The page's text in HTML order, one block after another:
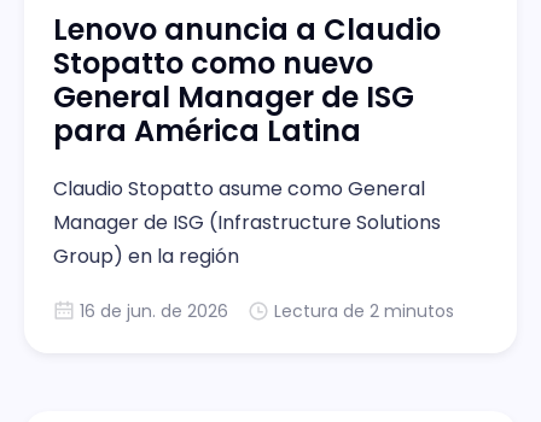
Lenovo anuncia a Claudio
Stopatto como nuevo
General Manager de ISG
para América Latina
Claudio Stopatto asume como General
Manager de ISG (Infrastructure Solutions
Group) en la región
16 de jun. de 2026 Lectura de 2 minutos